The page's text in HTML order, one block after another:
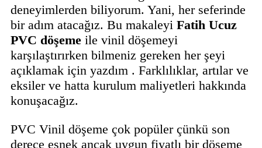
deneyimlerden biliyorum. Yani, her seferinde
bir adım atacağız. Bu makaleyi Fatih Ucuz
PVC döşeme ile vinil döşemeyi
karşılaştırırken bilmeniz gereken her şeyi
açıklamak için yazdım . Farklılıklar, artılar ve
eksiler ve hatta kurulum maliyetleri hakkında
konuşacağız.
PVC Vinil döşeme çok popüler çünkü son
derece esnek ancak uygun fiyatlı bir döşeme